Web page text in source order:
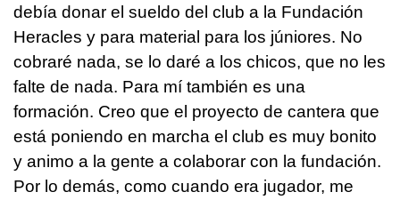
debía donar el sueldo del club a la Fundación
Heracles y para material para los júniores. No
cobraré nada, se lo daré a los chicos, que no les
falte de nada. Para mí también es una
formación. Creo que el proyecto de cantera que
está poniendo en marcha el club es muy bonito
y animo a la gente a colaborar con la fundación.
Por lo demás, como cuando era jugador, me